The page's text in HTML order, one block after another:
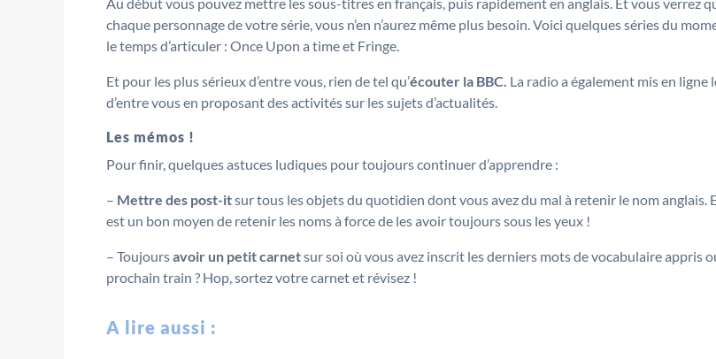
chaque personnage de votre série, vous n’en n’aurez même plus besoin. Voici quelques séries du
le temps d’articuler : Once Upon a time et Fringe.
Et pour les plus sérieux d’entre vous, rien de tel qu’écouter la BBC. La radio a également mis en ligne
d’entre vous en proposant des activités sur les sujets d’actualités.
Les mémos !
Pour finir, quelques astuces ludiques pour toujours continuer d’apprendre :
– Mettre des post-itsur tous les objets du quotidien dont vous avez du mal à retenir le nom anglais.
est un bon moyen de retenir les noms à force de les avoir toujours sous les yeux !
– Toujoursavoir un petit carnetsur soi où vous avez inscrit les derniers mots de vocabulaire appris
prochain train ? Hop, sortez votre carnet et révisez !
A lire aussi :